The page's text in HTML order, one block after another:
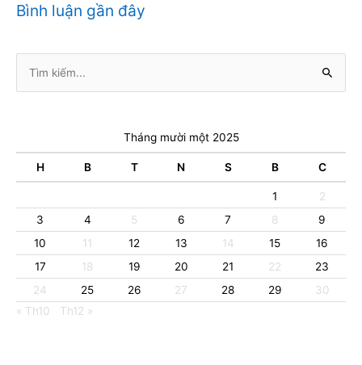
Bình luận gần đây
kiếm:
Tháng mười một 2025
H B T N S B C
1
2
3
4 5 6 7 8
9
10
11 12 13 14 15
16
17
18 19 20 21 22
23
24
25 26 27 28 29
30
« Th10
Th12 »